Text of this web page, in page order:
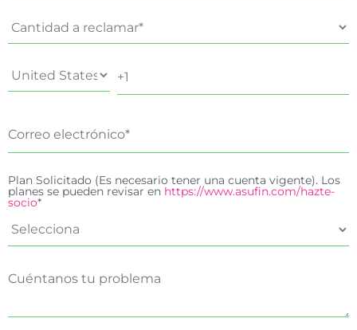
Plan Solicitado (Es necesario tener una cuenta vigente). Los
planes se pueden revisar en https://www.asufin.com/hazte-
socio*